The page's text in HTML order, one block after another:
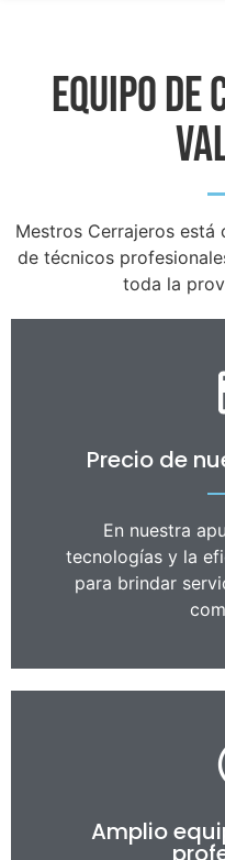
Equipo
Mestros Cerrajeros está
de técnicos
toda la
Precio de
En nuestra
tecnologías y la
para brindar
Amplio